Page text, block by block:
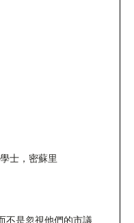
士，密蘇里
不是忽視他們的市議